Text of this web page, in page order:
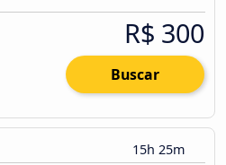
R$ 300
Buscar
15h 25m